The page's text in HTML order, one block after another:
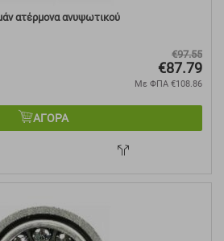
ατέρμονα ανυψωτικού
€97.55
€87.79
Με ΦΠΑ €108.86
ΑΓΟΡΑ